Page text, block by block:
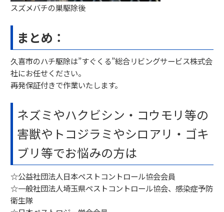
スズメバチの巣駆除後
まとめ：
久喜市のハチ駆除は”すぐくる”総合リビングサービス株式会
社にお任せください。
再発保証付きで作業いたします。
ネズミやハクビシン・コウモリ等の
害獣やトコジラミやシロアリ・ゴキ
ブリ等でお悩みの方は
☆公益社団法人日本ペストコントロール協会会員
☆一般社団法人埼玉県ペストコントロール協会、感染症予防
衛生隊